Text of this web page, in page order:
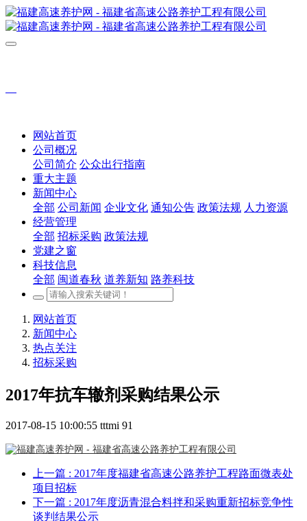
网站首页
公司概况
公司简介 公众出行指南
重大主题
新闻中心
全部 公司新闻 企业文化 通知公告 政策法规 人力资源
经营管理
全部 招标采购 政策法规
党建之窗
科技信息
全部 闽道春秋 道养新知 路养科技
网站首页
新闻中心
热点关注
招标采购
2017年抗车辙剂采购结果公示
2017-08-15 10:00:55 tttmi 91
上一篇 : 2017年度福建省高速公路养护工程路面微表处
项目招标
下一篇 : 2017年度沥青混合料拌和采购重新招标竞争性
谈判结果公示